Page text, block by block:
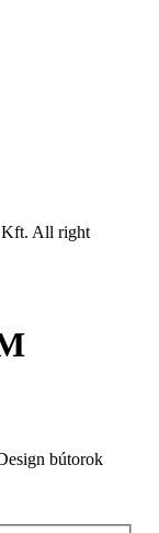
Kft. All right